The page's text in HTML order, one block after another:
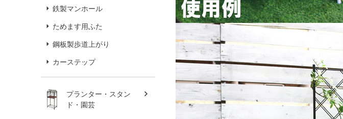
鉄製マンホール
ためます用ふた
鋼板製歩道上がり
カーステップ
プランター・スタン
ド・園芸